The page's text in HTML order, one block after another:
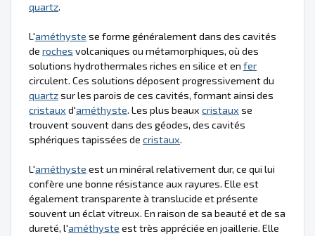
quartz.
L'améthyste se forme généralement dans des cavités
de roches volcaniques ou métamorphiques, où des
solutions hydrothermales riches en silice et en fer
circulent. Ces solutions déposent progressivement du
quartzsur les parois de ces cavités, formant ainsi des
cristaux d'améthyste. Les plus beaux cristaux se
trouvent souvent dans des géodes, des cavités
sphériques tapissées de cristaux.
L'améthyste est un minéral relativement dur, ce qui lui
confère une bonne résistance aux rayures. Elle est
également transparente à translucide et présente
souvent un éclat vitreux. En raison de sa beauté et de sa
dureté, l'améthyste est très appréciée en joaillerie. Elle